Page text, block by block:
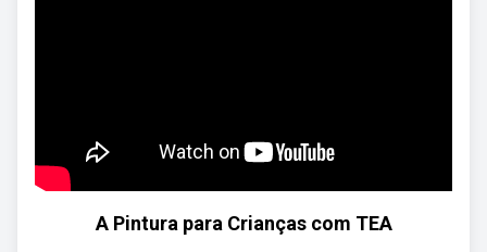
A Pintura para Crianças com TEA